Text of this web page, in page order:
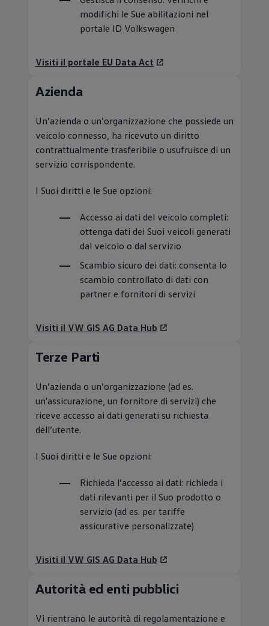
modifichi le Sue abilitazioni nel
portale ID Volkswagen
Visiti il portale EU Data Act
Azienda
Un’azienda o un’organizzazione che possiede un
veicolo connesso, ha ricevuto un diritto
contrattualmente trasferibile o usufruisce di un
servizio corrispondente.
I Suoi diritti e le Sue opzioni:
Accesso ai dati del veicolo completi:
ottenga dati dei Suoi veicoli generati
dal veicolo o dal servizio
Scambio sicuro dei dati: consenta lo
scambio controllato di dati con
partner e fornitori di servizi
Visiti il VW GIS AG Data Hub
Terze Parti
Un’azienda o un’organizzazione (ad es.
un'assicurazione, un fornitore di servizi) che
riceve accesso ai dati generati su richiesta
dell’utente.
I Suoi diritti e le Sue opzioni:
Richieda l’accesso ai dati: richieda i
dati rilevanti per il Suo prodotto o
servizio (ad es. per tariffe
assicurative personalizzate)
Visiti il VW GIS AG Data Hub
Autorità ed enti pubblici
Vi rientrano le autorità di regolamentazione e